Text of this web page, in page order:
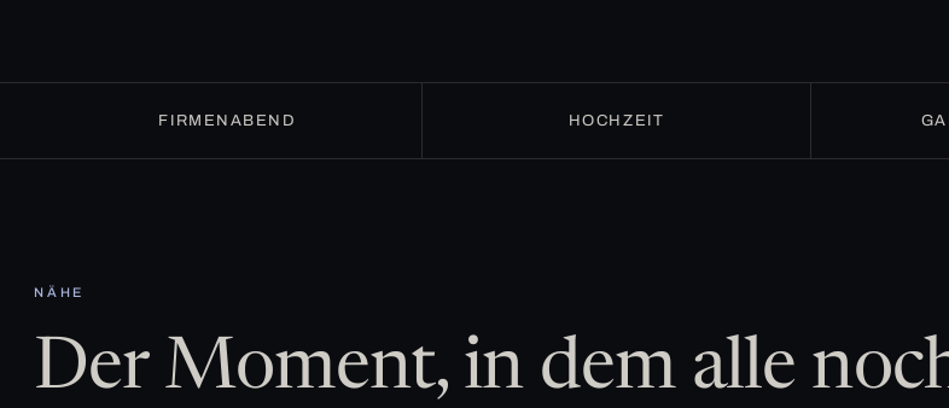
FIRMENABEND HOCHZEIT
NÄHE
Der Moment, in dem alle